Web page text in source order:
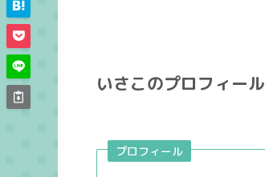
いさこのプロフィール
プロフィール